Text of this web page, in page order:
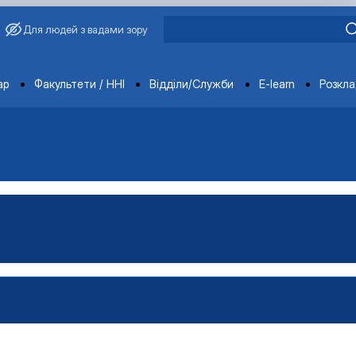
Для людей з вадами зору
Факультети / ННІ Відділи/Служби E-learn